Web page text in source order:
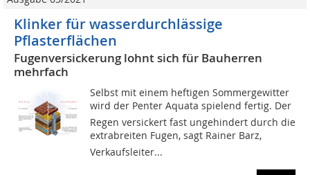
Klinker für wasserdurchlässige
Pflasterflächen
Fugenversickerung lohnt sich für Bauherren
mehrfach
Selbst mit einem heftigen Sommergewitter
wird der Penter Aquata spielend fertig. Der
Regen versickert fast ungehindert durch die
extrabreiten Fugen, sagt Rainer Barz,
Verkaufsleiter...